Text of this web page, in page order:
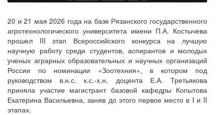
20 и 21 мая 2026 года на базе Рязанского государственного
агротехнологического университета имени П.А. Костычева
прошел III этап Всероссийского конкурса на лучшую
научную работу среди студентов, аспирантов и молодых
ученых аграрных образовательных и научных организаций
России по номинации «Зоотехния», в котором под
руководством в.н.с. к.с.-х.н. доцента Е.А. Третьякова
приняла участие магистрант базовой кафедры Копытова
Екатерина Васильевна, заняв до этого первое место в I и II
этапах.